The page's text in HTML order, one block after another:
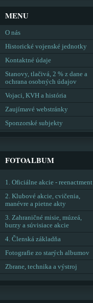
MENU
O nás
Historické vojenské jednotky
Kontaktné údaje
Stanovy, tlačivá, 2 % z dane a
ochrana osobných údajov
Vojaci, KVH a história
Zaujímavé webstránky
Sponzorské subjekty
FOTOALBUM
1. Oficiálne akcie - reenactment
2. Klubové akcie, cvičenia,
manévre a pietne akty
3. Zahraničné misie, múzeá,
burzy a súvisiace akcie
4. Členská základňa
Fotografie zo starých albumov
Zbrane, technika a výstroj